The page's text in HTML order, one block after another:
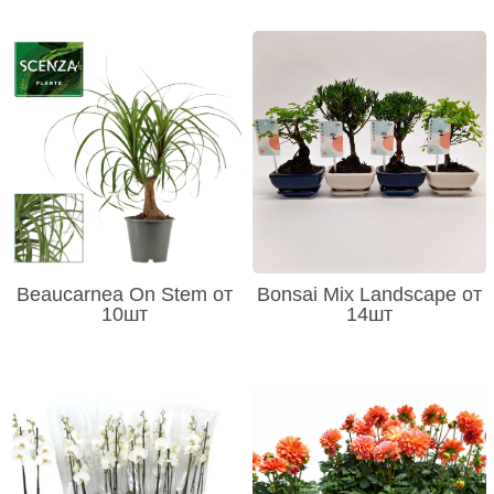
Beaucarnea On Stem от
10шт
Bonsai Mix Landscape от
14шт